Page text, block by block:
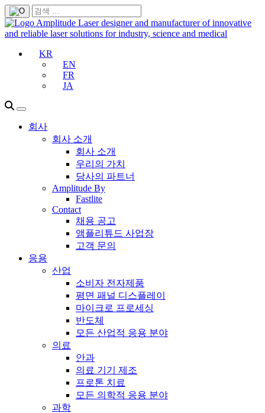
KR
EN
FR
JA
회사
회사 소개
회사 소개
우리의 가치
당사의 파트너
Amplitude By
Fastlite
Contact
채용 공고
앰플리튜드 사업장
고객 문의
응용
산업
소비자 전자제품
평면 패널 디스플레이
마이크로 프로세싱
반도체
모든 산업적 응용 분야
의료
안과
의료 기기 제조
프로톤 치료
모든 의학적 응용 분야
과학